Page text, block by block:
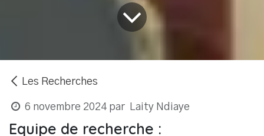
Les Recherches
6 novembre 2024 par Laity Ndiaye
Equipe de recherche :